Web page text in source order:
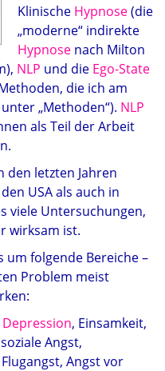
Klinische Hypnose(die
„moderne“ indirekte
Hypnose nach Milton
NLP und die Ego-State
die ich am
„Methoden“). NLP
als Teil der Arbeit
den letzten Jahren
USA als auch in
viele Untersuchungen,
wirksam ist.
um folgende Bereiche –
Problem meist
Depression, Einsamkeit,
Angst,
Angst vor